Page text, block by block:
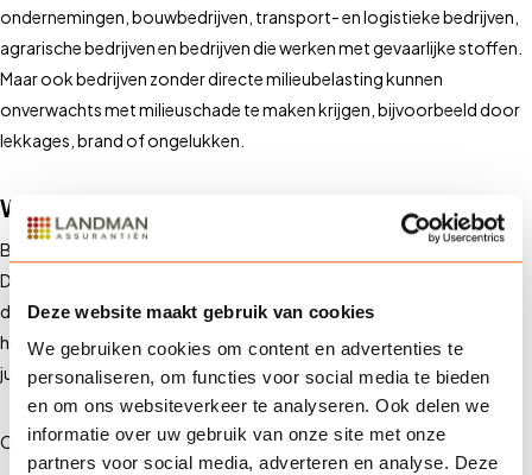
Deze website maakt gebruik van cookies
We gebruiken cookies om content en advertenties te
personaliseren, om functies voor social media te bieden
en om ons websiteverkeer te analyseren. Ook delen we
informatie over uw gebruik van onze site met onze
partners voor social media, adverteren en analyse. Deze
ondernemingen, bouwbedrijven, transport- en logistieke bedrijven,
agrarische bedrijven en bedrijven die werken met gevaarlijke stoffen.
Maar ook bedrijven zonder directe milieubelasting kunnen
onverwachts met milieuschade te maken krijgen, bijvoorbeeld door
lekkages, brand of ongelukken.
Waarom via Landman?
Bij Landman Assurantiën begrijpen we dat elke onderneming uniek is.
Daarom bieden we op maat gemaakte milieuschadeverzekeringen
die aansluiten bij de specifieke risico’s van jouw bedrijf. Onze experts
helpen je bij het identificeren van milieugevaren en het kiezen van de
juiste dekking.
Onze aanpak omvat: